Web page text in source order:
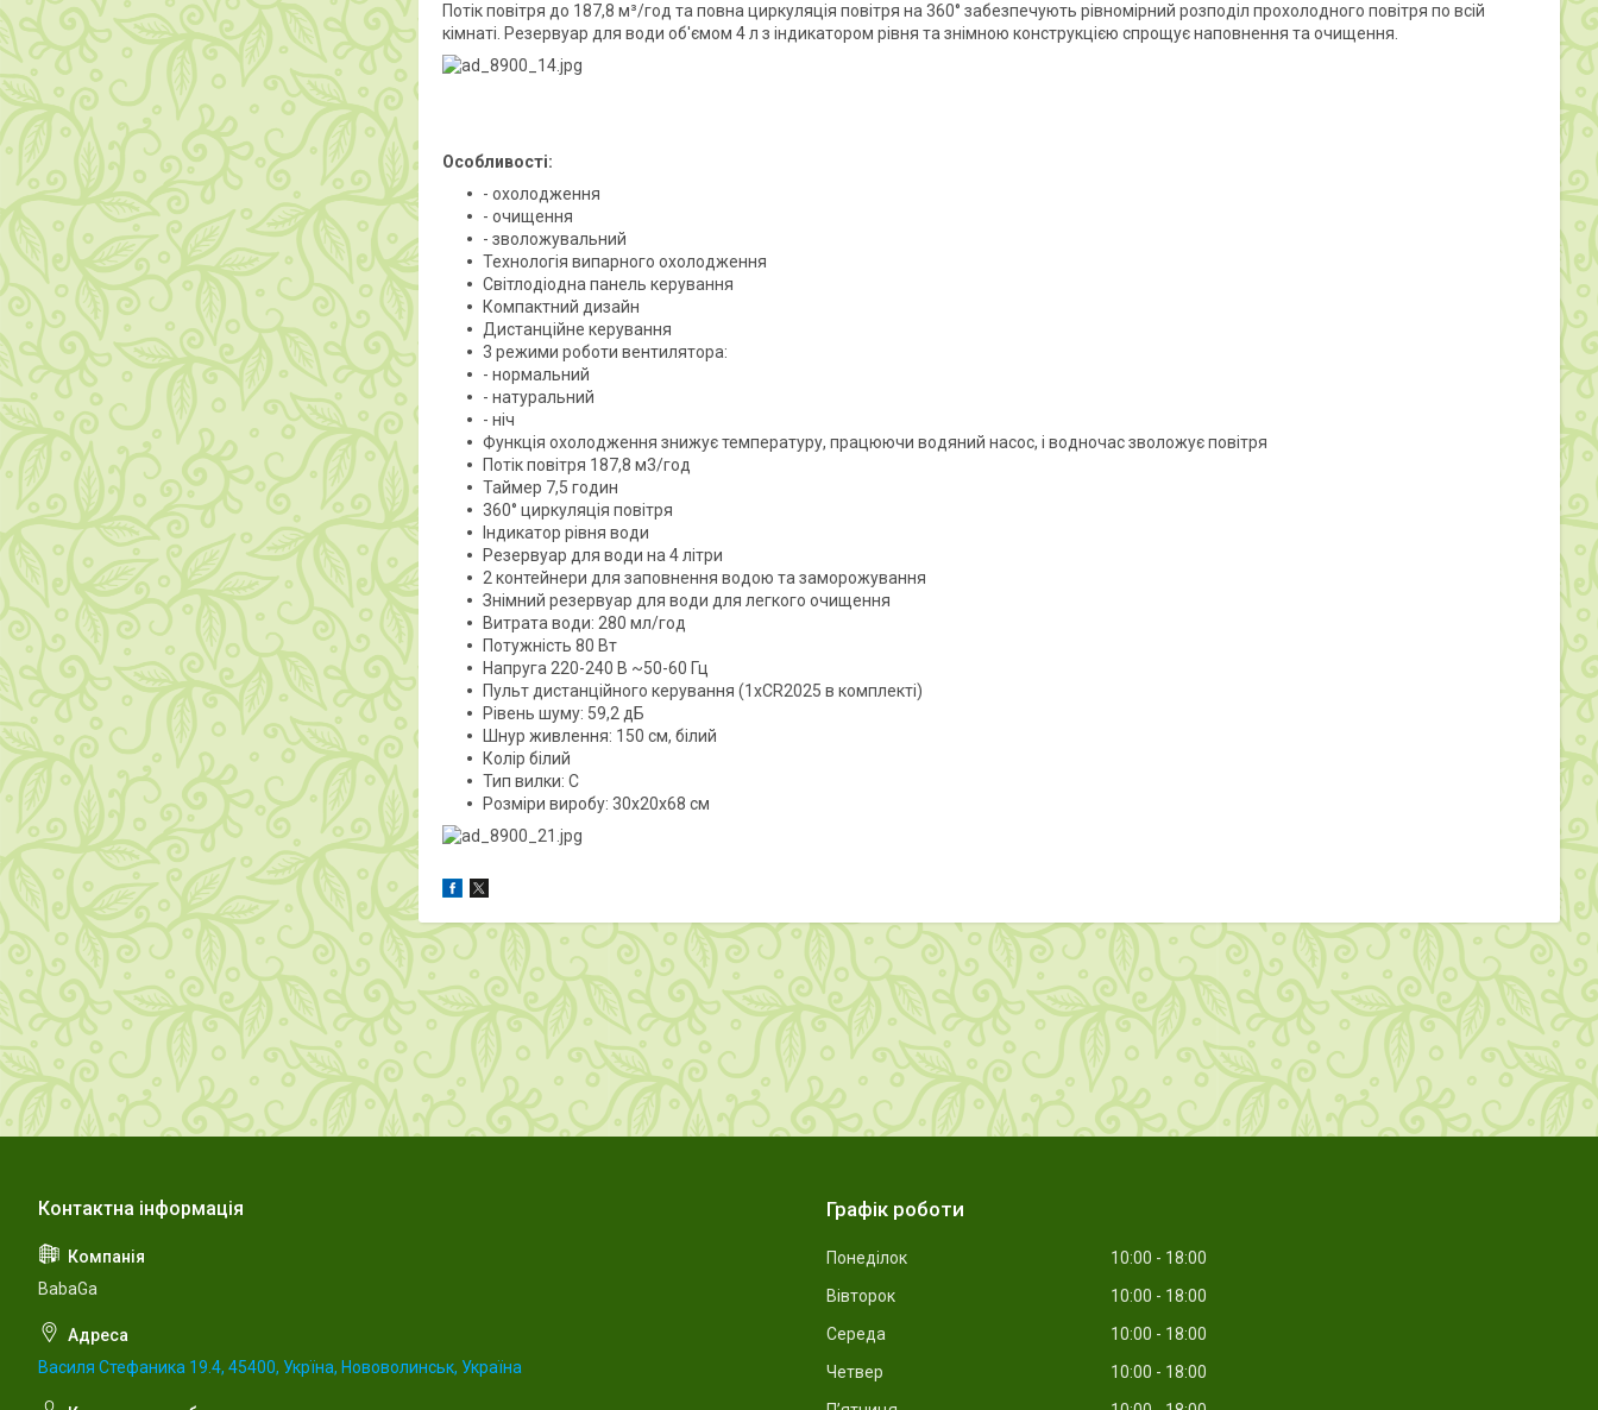
Потік повітря до 187,8 м³/год та повна циркуляція повітря на 360° забезпечують рівномірний розподіл прохолодного повітря по всій
кімнаті. Резервуар для води об'ємом 4 л з індикатором рівня та знімною конструкцією спрощує наповнення та очищення.
Особливості:
- охолодження
- очищення
- зволожувальний
Технологія випарного охолодження
Світлодіодна панель керування
Компактний дизайн
Дистанційне керування
3 режими роботи вентилятора:
- нормальний
- натуральний
- ніч
Функція охолодження знижує температуру, працюючи водяний насос, і водночас зволожує повітря
Потік повітря 187,8 м3/год
Таймер 7,5 годин
360° циркуляція повітря
Індикатор рівня води
Резервуар для води на 4 літри
2 контейнери для заповнення водою та заморожування
Знімний резервуар для води для легкого очищення
Витрата води: 280 мл/год
Потужність 80 Вт
Напруга 220-240 В ~50-60 Гц
Пульт дистанційного керування (1xCR2025 в комплекті)
Рівень шуму: 59,2 дБ
Шнур живлення: 150 см, білий
Колір білий
Тип вилки: C
Розміри виробу: 30x20x68 см
BabaGa
Василя Стефаника 19.4, 45400, Укрїна, Нововолинськ, Україна
Графік роботи
Понеділок 10:00
18:00
Вівторок
10:00
18:00
Середа
10:00
18:00
Четвер
10:00
18:00